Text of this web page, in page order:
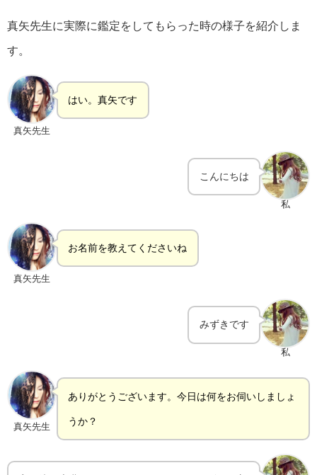
真矢先生に実際に鑑定をしてもらった時の様子を紹介しま
す。
真矢先生
はい。真矢です
私
こんにちは
真矢先生
お名前を教えてくださいね
私
みずきです
真矢先生
ありがとうございます。今日は何をお伺いしましょ
うか？